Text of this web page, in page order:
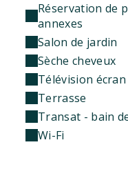
Réservation de
annexes
Salon de jardin
Sèche cheveux
Télévision
Terrasse
Transat - bain
Wi-Fi